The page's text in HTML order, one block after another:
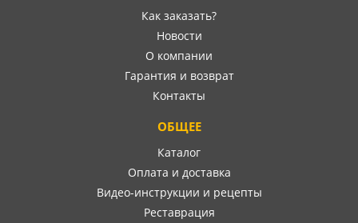
Как заказать?
Новости
О компании
Гарантия и возврат
Контакты
ОБЩЕЕ
Каталог
Оплата и доставка
Видео-инструкции и рецепты
Реставрация